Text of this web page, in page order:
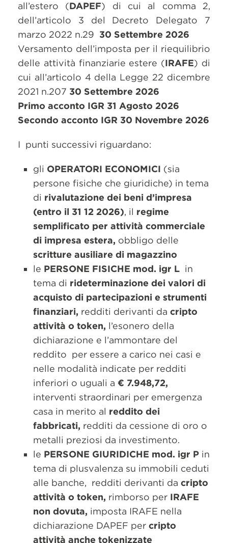
all’estero (DAPEF) di cui al comma 2,
dell’articolo 3 del Decreto Delegato 7
marzo 2022 n.29 30 Settembre 2026
Versamento dell’imposta per il riequilibrio
delle attività finanziarie estere (IRAFE) di
cui all’articolo 4 della Legge 22 dicembre
2021 n.207 30 Settembre 2026
Primo acconto IGR 31 Agosto 2026
Secondo acconto IGR 30 Novembre 2026
I punti successivi riguardano:
gli OPERATORI ECONOMICI (sia
persone fisiche che giuridiche) in tema
di rivalutazione dei beni d’impresa
(entro il 31 12 2026), il regime
semplificato per attività commerciale
di impresa estera, obbligo delle
scritture ausiliare di magazzino
le PERSONE FISICHE mod. igr L in
tema di rideterminazione dei valori di
acquisto di partecipazioni e strumenti
finanziari, redditi derivanti da cripto
attività o token, l’esonero della
dichiarazione e l’ammontare del
reddito per essere a carico nei casi e
nelle modalità indicate per redditi
inferiori o uguali a € 7.948,72,
interventi straordinari per emergenza
casa in merito al reddito dei
fabbricati, redditi da cessione di oro o
metalli preziosi da investimento.
le PERSONE GIURIDICHE mod. igr P in
tema di plusvalenza su immobili ceduti
alle banche, redditi derivanti da cripto
attività o token, rimborso per IRAFE
non dovuta, imposta IRAFE nella
dichiarazione DAPEF per cripto
attività anche tokenizzate